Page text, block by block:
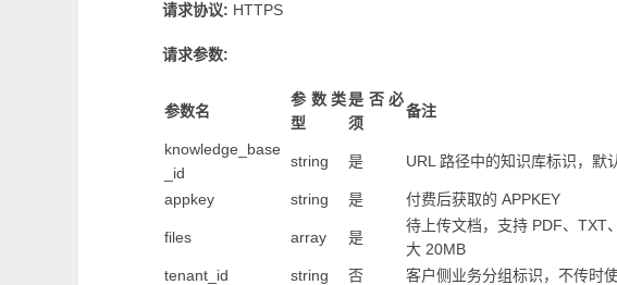
请求协议: HTTPS
请求参数:
参数名
参数类
型
是否必
须
备注
knowledge_base
_id
string 是 URL 路径中的知识库标识，默
appkey string 是 付费后获取的 APPKEY
files array 是
待上传文档，支持 PDF、TXT
大 20MB
tenant_id
string 否
客户侧业务分组标识，不传时